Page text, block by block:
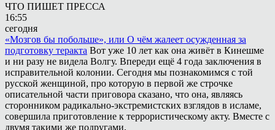
ЧТО ПИШЕТ ПРЕССА
16:55
сегодня
«Мозгов бы побольше», или О чём жалеет осужденная за
подготовку теракта Вот уже 10 лет как она живёт в Кинешме
и ни разу не видела Волгу. Впереди ещё 4 года заключения в
исправительной колонии. Сегодня мы познакомимся с той
русской женщиной, про которую в первой же строчке
описательной части приговора сказано, что она, являясь
сторонником радикально-экстремистских взглядов в исламе,
совершила приготовление к террористическому акту. Вместе с
двумя такими же подругами.